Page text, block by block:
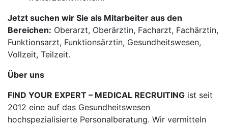
Jetzt suchen wir Sie als Mitarbeiter aus den
Bereichen: Oberarzt, Oberärztin, Facharzt, Fachärztin,
Funktionsarzt, Funktionsärztin, Gesundheitswesen,
Vollzeit, Teilzeit.
Über uns
FIND YOUR EXPERT – MEDICAL RECRUITING ist seit
2012 eine auf das Gesundheitswesen
hochspezialisierte Personalberatung. Wir vermitteln